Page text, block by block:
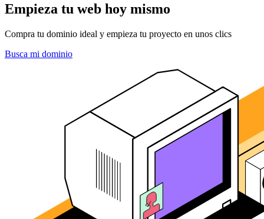
Empieza tu web hoy mismo
Compra tu dominio ideal y empieza tu proyecto en unos clics
Busca mi dominio